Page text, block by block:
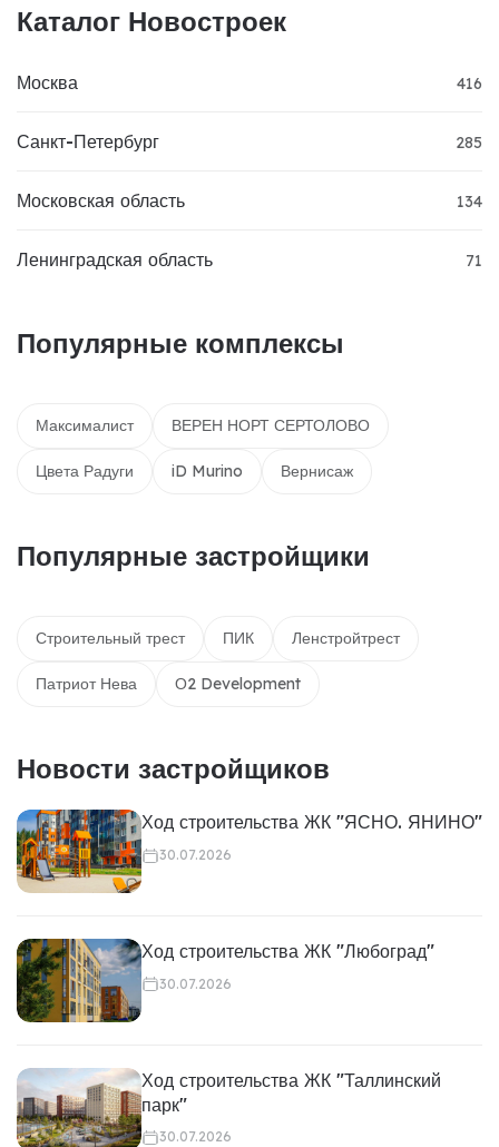
Каталог Новостроек
Москва 416
Санкт-Петербург 285
Московская область 134
Ленинградская область 71
Популярные комплексы
Максималист ВЕРЕН НОРТ СЕРТОЛОВО
Цвета Радуги iD Murino Вернисаж
Популярные застройщики
Строительный трест ПИК Ленстройтрест
Патриот Нева О2 Development
Новости застройщиков
Ход строительства ЖК "ЯСНО. ЯНИНО"
30.07.2026
Ход строительства ЖК "Любоград"
30.07.2026
Ход строительства ЖК "Таллинский
парк"
30.07.2026